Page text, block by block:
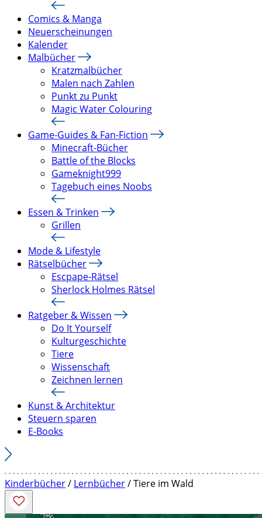
Comics & Manga
Neuerscheinungen
Kalender
Malbücher
Kratzmalbücher
Malen nach Zahlen
Punkt zu Punkt
Magic Water Colouring
Game-Guides & Fan-Fiction
Minecraft-Bücher
Battle of the Blocks
Gameknight999
Tagebuch eines Noobs
Essen & Trinken
Grillen
Mode & Lifestyle
Rätselbücher
Escpape-Rätsel
Sherlock Holmes Rätsel
Ratgeber & Wissen
Do It Yourself
Kulturgeschichte
Tiere
Wissenschaft
Zeichnen lernen
Kunst & Architektur
Steuern sparen
E-Books
Kinderbücher/ Lernbücher/ Tiere im Wald